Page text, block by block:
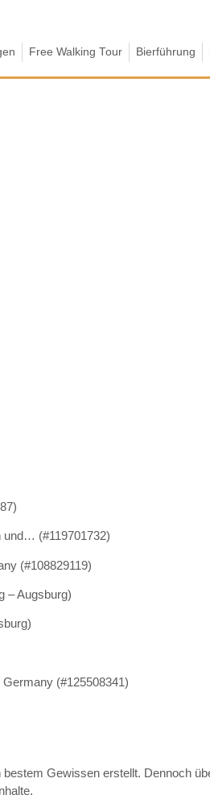
Free Walking Tour Bierführung
und… (#119701732)
(#108829119)
– Augsburg)
(#125508341)
Gewissen erstellt. Dennoch